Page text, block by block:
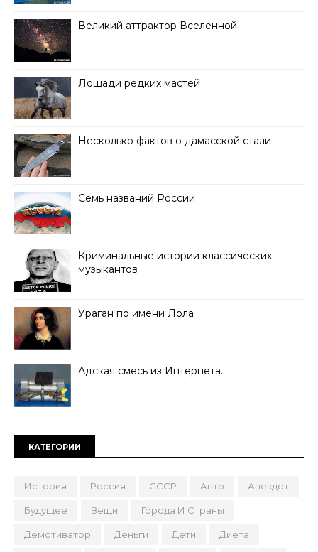
Великий аттрактор Вселенной
Лошади редких мастей
Несколько фактов о дамасской стали
Семь названий России
Криминальные истории классических
музыкантов
Ураган по имени Лола
Адская смесь из Интернета…
КАТЕГОРИИ
История Россия СССР Авто Анекдот
Будущее Вещи Города И Страны
Демотиватор Деньги Дети Диета